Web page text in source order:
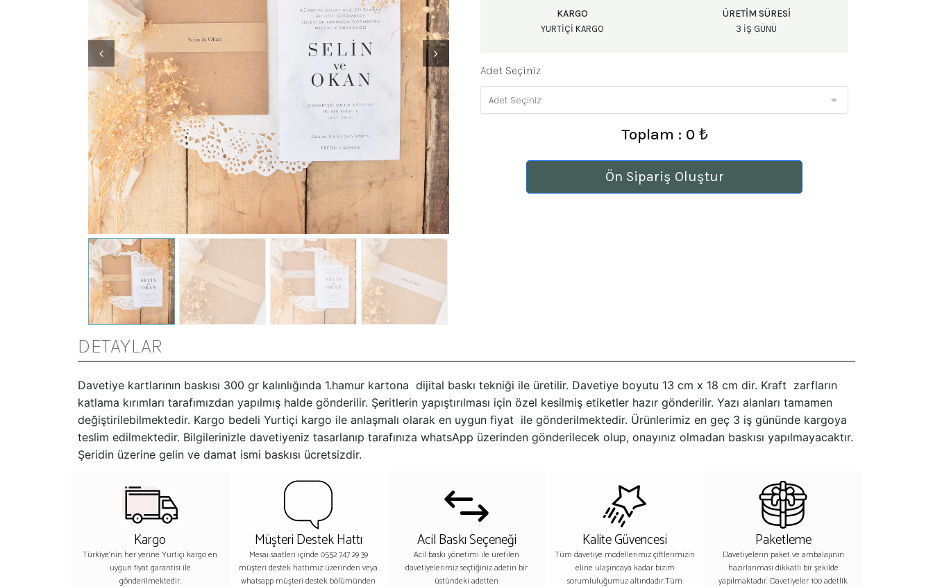
KARGO
YURTIÇI KARGO
ÜRETIM SÜRESI
3 IŞ GÜNÜ
Adet Seçiniz
Toplam : 0 ₺
Ön Sipariş Oluştur
DETAYLAR
Davetiye kartlarının baskısı 300 gr kalınlığında 1.hamur kartona dijital baskı tekniği ile üretilir. Davetiye boyutu 13 cm x 18 cm dir. Kraft zarfların
katlama kırımları tarafımızdan yapılmış halde gönderilir. Şeritlerin yapıştırılması için özel kesilmiş etiketler hazır gönderilir. Yazı alanları tamamen
değiştirilebilmektedir. Kargo bedeli Yurtiçi kargo ile anlaşmalı olarak en uygun fiyat ile gönderilmektedir. Ürünlerimiz en geç 3 iş gününde kargoya
teslim edilmektedir. Bilgilerinizle davetiyeniz tasarlanıp tarafınıza whatsApp üzerinden gönderilecek olup, onayınız olmadan baskısı yapılmayacaktır.
Şeridin üzerine gelin ve damat ismi baskısı ücretsizdir.
Kargo
Türkiye'nin her yerine Yurtiçi kargo en
uygun fiyat garantisi ile
gönderilmektedir.
Müşteri Destek Hattı
Mesai saatleri içinde 0552 747 29 39
müşteri destek hattımız üzerinden veya
whatsapp müşteri destek bölümünden
Acil Baskı Seçeneği
Acil baskı yönetimi ile üretilen
davetiyelerimiz seçtiğiniz adetin bir
üstündeki adetten
Kalite Güvencesi
Tüm davetiye modellerimiz çiftlerimizin
eline ulaşıncaya kadar bizim
sorumluluğumuz altındadır.Tüm
Paketleme
Davetiyelerin paket ve ambalajının
hazırlanması dikkatli bir şekilde
yapılmaktadır. Davetiyeler 100 adetlik